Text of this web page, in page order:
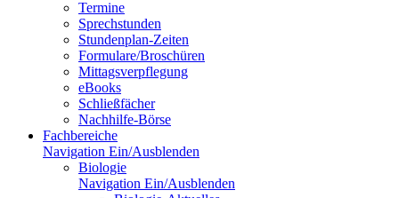
Termine
Sprechstunden
Stundenplan-Zeiten
Formulare/Broschüren
Mittagsverpflegung
eBooks
Schließfächer
Nachhilfe-Börse
Fachbereiche
Navigation Ein/Ausblenden
Biologie
Navigation Ein/Ausblenden